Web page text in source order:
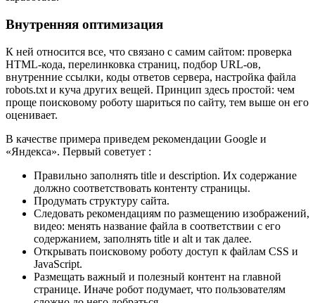
Внутренняя оптимизация
К ней относится все, что связано с самим сайтом: проверка
HTML-кода, перелинковка страниц, подбор URL-ов,
внутренние ссылки, коды ответов сервера, настройка файла
robots.txt и куча других вещей. Принцип здесь простой: чем
проще поисковому роботу шариться по сайту, тем выше он его
оценивает.
В качестве примера приведем рекомендации Google и
«Яндекса». Первый советует :
Правильно заполнять title и description. Их содержание
должно соответствовать контенту страницы.
Продумать структуру сайта.
Следовать рекомендациям по размещению изображений,
видео: менять название файла в соответствии с его
содержанием, заполнять title и alt и так далее.
Открывать поисковому роботу доступ к файлам CSS и
JavaScript.
Размещать важный и полезный контент на главной
странице. Иначе робот подумает, что пользователям